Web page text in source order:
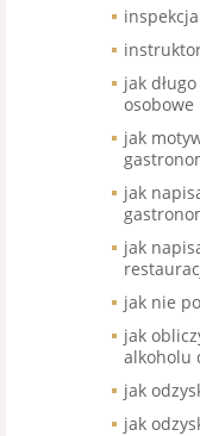
jak
osobowe
jak
jak
jak
jak nie
jak
alkoholu
jak
jak